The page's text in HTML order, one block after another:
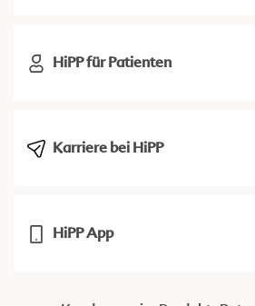
HiPP für Patienten
Karriere bei HiPP
HiPP App